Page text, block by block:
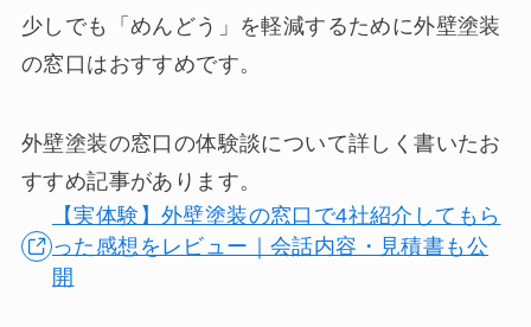
少しでも「めんどう」を軽減するために外壁塗装
の窓口はおすすめです。
外壁塗装の窓口の体験談について詳しく書いたお
すすめ記事があります。
【実体験】外壁塗装の窓口で4社紹介してもら
った感想をレビュー｜会話内容・見積書も公
開